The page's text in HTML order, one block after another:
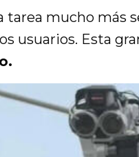
tarea mucho más
usuarios. Esta